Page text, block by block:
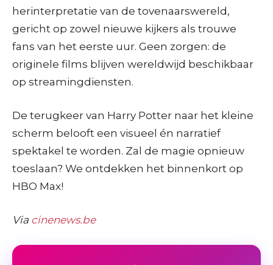
herinterpretatie van de tovenaarswereld,
gericht op zowel nieuwe kijkers als trouwe
fans van het eerste uur. Geen zorgen: de
originele films blijven wereldwijd beschikbaar
op streamingdiensten.
De terugkeer van Harry Potter naar het kleine
scherm belooft een visueel én narratief
spektakel te worden. Zal de magie opnieuw
toeslaan? We ontdekken het binnenkort op
HBO Max!
Via cinenews.be